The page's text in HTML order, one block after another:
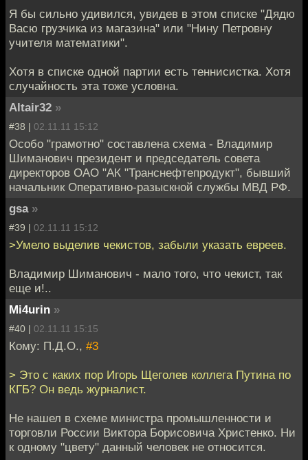
Я бы сильно удивился, увидев в этом списке "Дядю
Васю грузчика из магазина" или "Нину Петровну
учителя математики".
Хотя в списке одной партии есть теннисистка. Хотя
случайность эта тоже условна.
Altair32 »
#38 | 02.11.11 15:12
Особо "грамотно" составлена схема - Владимир
Шиманович президент и председатель совета
директоров ОАО "АК "Транснефтепродукт", бывший
начальник Оперативно-разыскной службы МВД РФ.
gsa »
#39 | 02.11.11 15:12
>Умело выделив чекистов, забыли указать евреев.
Владимир Шиманович - мало того, что чекист, так
еще и!..
Mi4urin »
#40 | 02.11.11 15:15
Кому: П.Д.О., #3
> Это с каких пор Игорь Щеголев коллега Путина по
КГБ? Он ведь журналист.
Не нашел в схеме министра промышленности и
торговли России Виктора Борисовича Христенко. Ни
к одному "цвету" данный человек не относится.